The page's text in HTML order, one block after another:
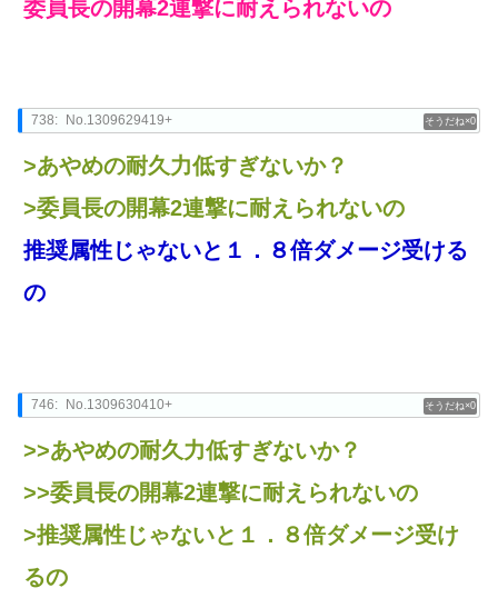
委員長の開幕2連撃に耐えられないの
0
738: No.1309629419+
>あやめの耐久力低すぎないか？
>委員長の開幕2連撃に耐えられないの
推奨属性じゃないと１．８倍ダメージ受ける
の
0
746: No.1309630410+
>>あやめの耐久力低すぎないか？
>>委員長の開幕2連撃に耐えられないの
>推奨属性じゃないと１．８倍ダメージ受け
るの